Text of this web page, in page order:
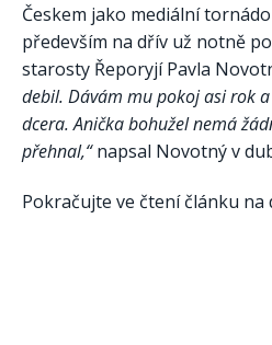
Českem jako mediální
především na dřív už notně
starosty Řeporyjí Pavla
debil. Dávám mu pokoj asi rok
dcera. Anička bohužel nemá
přehnal,“napsal Novotný v
Pokračujte ve čtení článku na